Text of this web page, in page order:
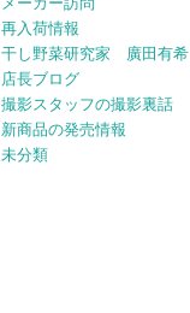
再入荷情報
干し野菜研究家 廣田有希
店長ブログ
撮影スタッフの撮影裏話
新商品の発売情報
未分類